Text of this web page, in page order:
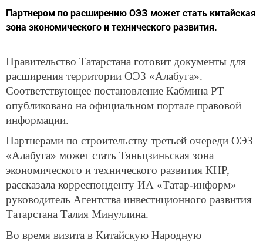
Партнером по расширению ОЭЗ может стать китайская
зона экономического и технического развития.
Правительство Татарстана готовит документы для
расширения территории ОЭЗ «Алабуга».
Соответствующее постановление Кабмина РТ
опубликовано на официальном портале правовой
информации.
Партнерами по строительству третьей очереди ОЭЗ
«Алабуга» может стать Тяньцзиньская зона
экономического и технического развития КНР,
рассказала корреспонденту ИА «Татар-информ»
руководитель Агентства инвестиционного развития
Татарстана Талия Минуллина.
Во время визита в Китайскую Народную